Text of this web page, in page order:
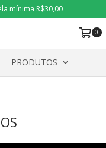
mínima R$30,00
0
PRODUTOS